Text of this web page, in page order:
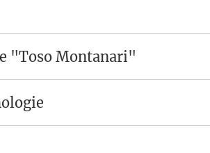
"Toso Montanari"